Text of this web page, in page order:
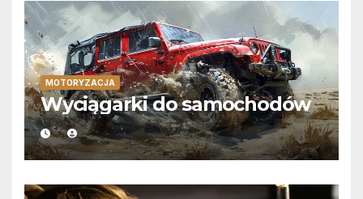
MOTORYZACJA
Wyciągarki do samochodów